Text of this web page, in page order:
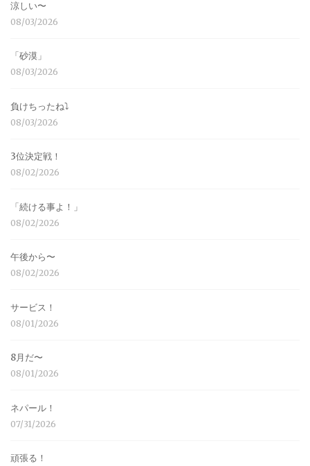
涼しい〜
08/03/2026
「砂漠」
08/03/2026
負けちったね⤵︎
08/03/2026
3位決定戦！
08/02/2026
「続ける事よ！」
08/02/2026
午後から〜
08/02/2026
サービス！
08/01/2026
8月だ〜
08/01/2026
ネパール！
07/31/2026
頑張る！